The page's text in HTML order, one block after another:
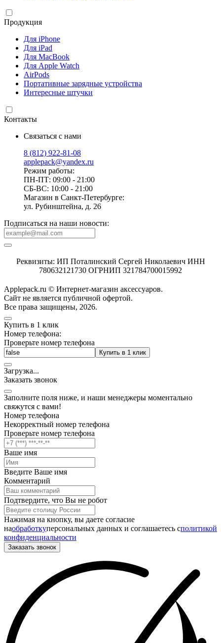
Продукция
Для iPhone
Для iPad
Для MacBook
Для Apple Watch
AirPods
Портативные зарядные устройства
Интересные штучки
Контакты
Связаться с нами
8 (812) 922-81-08
applepack@yandex.ru
Режим работы:
ПН-ПТ: 09:00 - 21:00
СБ-ВС: 10:00 - 21:00
Магазин в Санкт-Петербурге:
ул. Рубинштейна, д. 26
Подписаться на наши новости:
Реквизиты: ИП Поталинский Сергей Николаевич ИНН
780632121730 ОГРНИП 321784700015992
Applepack.ru © Интернет-магазин аксессуаров.
Cайт не является публичной офертой.
Все права защищены, 2026.
Купить в 1 клик
Номер телефона:
Проверьте номер телефона
Купить в 1 клик
Загрузка...
Заказать звонок
Заполните поля ниже, и наши менеджеры моментально
свяжутся с вами!
Номер телефона
Некорректный номер телефона
Проверьте номер телефона
Ваше имя
Введите Ваше имя
Комментарий
Подтвердите, что Вы не робот
Нажимая на кнопку, вы даете согласие
наобработкуперсональных данных и соглашаетесь cполитикой
конфиденциальности
Заказать звонок